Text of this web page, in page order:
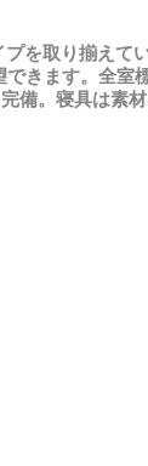
プを取 り揃えて
できます。全室
完備。寝具は素材